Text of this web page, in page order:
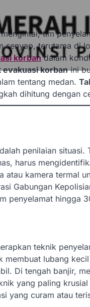
tim
senyap, terutama di
korbandalam
evakuasi korbanini
tentang medan.
dihitung dengan
penilaian
harus
atau kamera termal
Gabungan
penyelamat hingga
teknik
membuat lubang
Di tengah banjir,
yang paling
yang curam atau